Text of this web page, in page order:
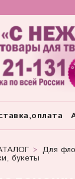
Для
букеты